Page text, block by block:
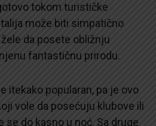
tokom turističke
može biti simpatično
da posete obližnju
fantastičnu prirodu.
itekako popularan, pa je ovo
vole da posećuju klubove ili
se do kasno u noć. Sa druge